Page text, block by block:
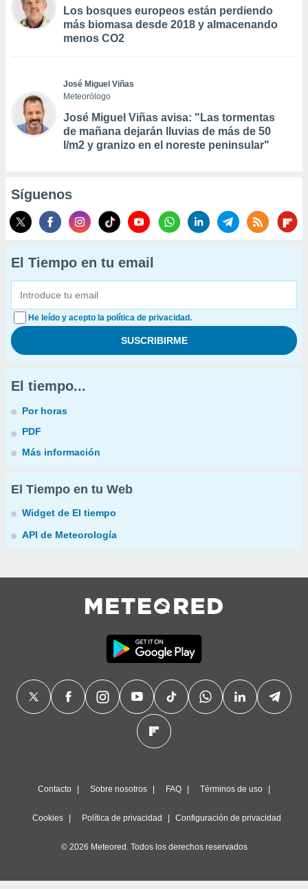
Los bosques europeos están perdiendo
más biomasa desde 2018 y almacenando
menos CO2
José Miguel Viñas
Meteorólogo
José Miguel Viñas avisa: "Las tormentas
de mañana dejarán lluvias de más de 50
l/m2 y granizo en el noreste peninsular"
Síguenos
El Tiempo en tu email
He leído y acepto la política de privacidad.
El tiempo...
Por horas
PDF
Más información
El Tiempo en tu Web
Widget de El tiempo
API de Meteorología
Contacto Sobre nosotros FAQ Términos de uso
Cookies Política de privacidad Configuración de privacidad
© 2026 Meteored. Todos los derechos reservados